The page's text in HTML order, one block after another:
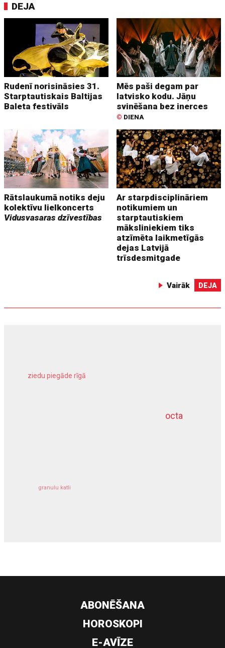
DEJA
Rudenī norisināsies 31.
Starptautiskais Baltijas
Baleta festivāls
Mēs paši degam par
latvisko kodu. Jāņu
svinēšana bez inerces
© DIENA
Rātslaukumā notiks deju
kolektīvu lielkoncerts
Vidusvasaras dzīvestības
Ar starpdisciplināriem
notikumiem un
starptautiskiem
māksliniekiem tiks
atzīmēta laikmetīgās
dejas Latvijā
trīsdesmitgade
Vairāk DEJA
octa
ziedu piegāde rīgā
granulu katli
dziļurbums
ABONĒŠANA
HOROSKOPI
E-AVĪZE